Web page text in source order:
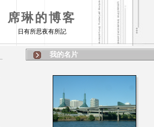
席琳的博客
日有所思夜有所記
我的名片